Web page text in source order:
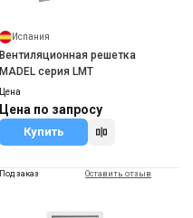
Испания
Вентиляционная решетка
MADEL серия LMT
Цена
Цена по запросу
Купить
Под заказ Оставить отзыв